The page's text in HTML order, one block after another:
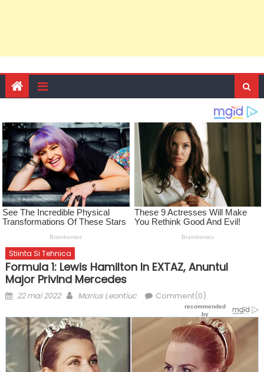
Stiinta Si Tehnica
Formula 1: Lewis Hamilton In EXTAZ, Anuntul
Major Privind Mercedes
Posted
22 mai 2022 Author
Marius Leontiuc Comment(0)